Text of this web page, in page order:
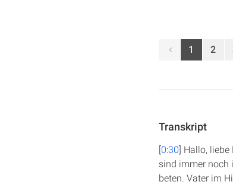
1 2
Transkript
[0:30] Hallo, liebe
sind immer noch
beten. Vater im